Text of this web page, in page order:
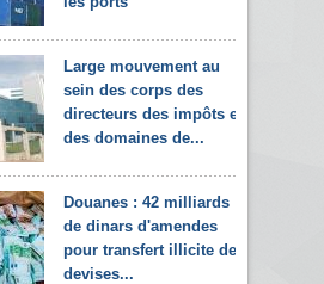
Large mouvement au
sein des corps des
directeurs des impôts et
des domaines de...
Douanes : 42 milliards
de dinars d'amendes
pour transfert illicite de
devises...